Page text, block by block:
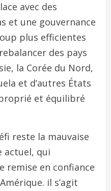
avec des
et une gouvernance
plus efficientes
des pays
la Corée du Nord,
et d’autres États
et équilibré
reste la mauvaise
actuel, qui
remise en confiance
il s’agit